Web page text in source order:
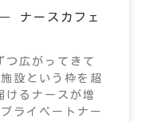
ナースカフェ
つ広がってきて
設という枠を超
けるナースが増
ライベートナー